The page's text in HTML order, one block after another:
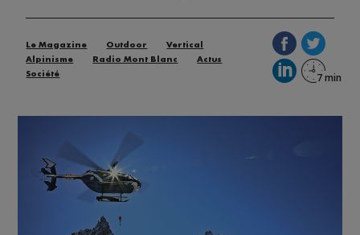
Le Magazine Outdoor
Vertical
Alpinisme
Radio Mont Blanc
Actus
Société